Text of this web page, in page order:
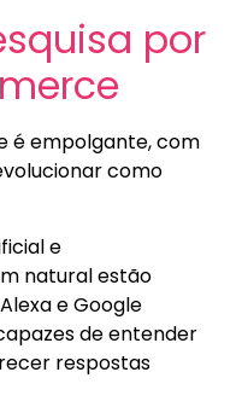
por
é empolgante, com
como
e
natural estão
e Google
de entender
respostas